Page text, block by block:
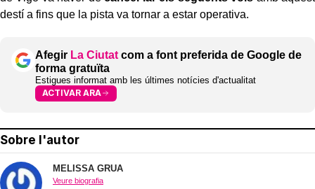
destí a fins que la pista va tornar a estar operativa.
Afegir La Ciutat com a font preferida de Google de
forma gratuïta
Estigues informat amb les últimes notícies d'actualitat
ACTIVAR ARA
Sobre l'autor
MELISSA GRUA
Veure biografia